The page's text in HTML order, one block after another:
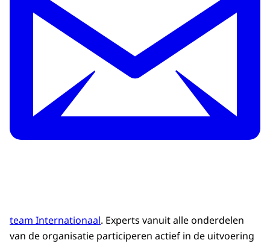
team Internationaal. Experts vanuit alle onderdelen
van de organisatie participeren actief in de uitvoering